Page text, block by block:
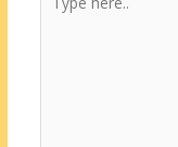
here..